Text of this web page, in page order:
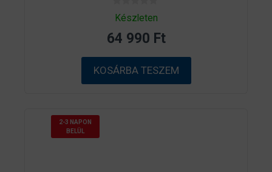
0
a
5
b
ő
l
Készleten
64 990 Ft
KOSÁRBA TESZEM
2-3 NAPON
BELÜL